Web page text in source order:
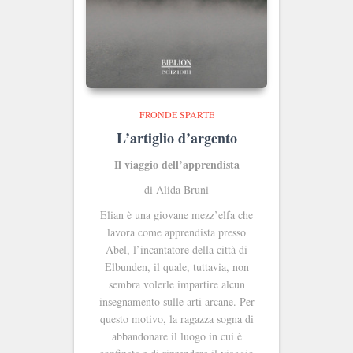
FRONDE SPARTE
L’artiglio d’argento
Il viaggio dell’apprendista
di Alida Bruni
Elian è una giovane mezz’elfa che
lavora come apprendista presso
Abel, l’incantatore della città di
Elbunden, il quale, tuttavia, non
sembra volerle impartire alcun
insegnamento sulle arti arcane. Per
questo motivo, la ragazza sogna di
abbandonare il luogo in cui è